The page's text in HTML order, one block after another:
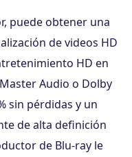
puede obtener una
de videos HD
HD en
Audio o Dolby
sin pérdidas y un
de alta definición
de Blu-ray le